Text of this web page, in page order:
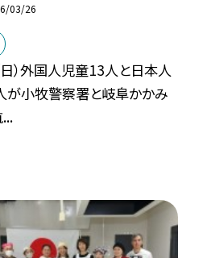
03/26
）外国人児童13人と日本人
が小牧警察署と岐阜かかみ